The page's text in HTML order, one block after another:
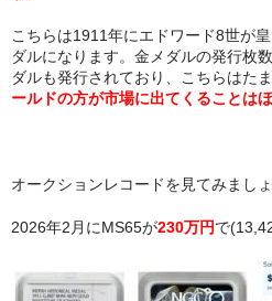
こちらは1911年にエドワード8世が
ダルになります。金メダルの発行枚
ダルも発行されており、こちらはた
ールドの方が市場に出てくることは
オークションレコードを見てみましょ
2026年2月にMS65が230万円で